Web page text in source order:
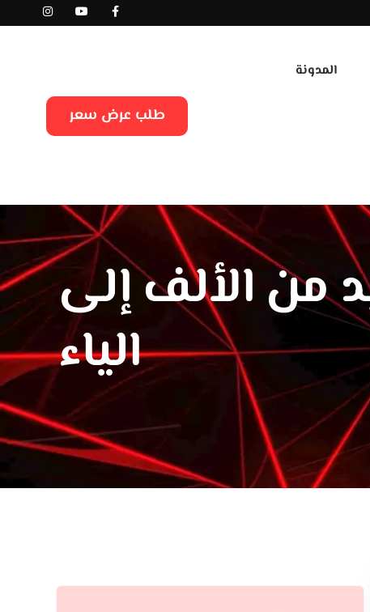
المدونة
طلب عرض سعر
من الألف إلى
الياء